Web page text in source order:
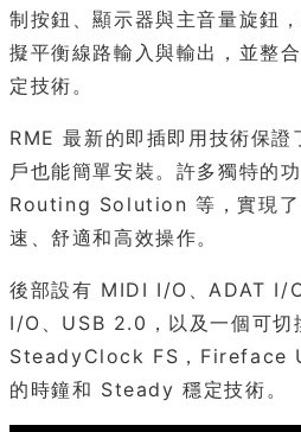
制按鈕、顯示器與主音量旋鈕
擬平衡線路輸入與輸出，並整
定技術。
RME 最新的即插即用技術保證
戶也能簡單安裝。許多獨特的
Routing Solution 等，實現
速、舒適和高效操作。
後部設有 MIDI I/O、ADAT I/
I/O、USB 2.0，以及一個可
SteadyClock FS，Fireface
的時鐘和 Steady 穩定技術。